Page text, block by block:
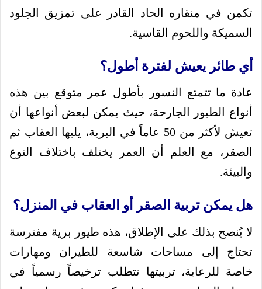
تكمن في منقاره الحاد القادر على تمزيق الجلود
السميكة واللحوم القاسية.
أي طائر يعيش لفترة أطول؟
عادة ما تتمتع النسور بأطول عمر متوقع بين هذه
أنواع الطيور الجارحة، حيث يمكن لبعض أنواعها أن
تعيش لأكثر من 50 عاماً في البرية، يليها العقاب ثم
الصقر، مع العلم أن العمر يختلف باختلاف النوع
والبيئة.
هل يمكن تربية الصقر أو العقاب في المنزل؟
لا يُنصح بذلك على الإطلاق، هذه طيور برية مفترسة
تحتاج إلى مساحات شاسعة للطيران ومهارات
خاصة للرعاية، تربيتها تتطلب ترخيصاً رسمياً في